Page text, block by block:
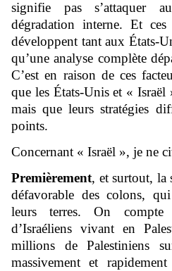
signifie pas s’attaquer
dégradation interne. Et ces
développent tant aux États-
qu’une analyse complète
C’est en raison de ces
que les États-Unis et « Israël
mais que leurs stratégies
points.
Concernant « Israël », je ne
Premièrement, et surtout, la
défavorable des colons,
leurs terres. On
d’Israéliens vivant en
millions de Palestiniens
massivement et